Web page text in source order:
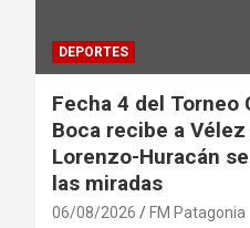
DEPORTES
Fecha 4 del Torneo
Boca recibe a Vélez
Lorenzo-Huracán
las miradas
06/08/2026 FM Patagonia